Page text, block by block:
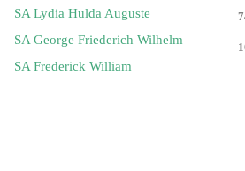
SA Lydia Hulda Auguste
SA George Friederich Wilhelm
SA Frederick William